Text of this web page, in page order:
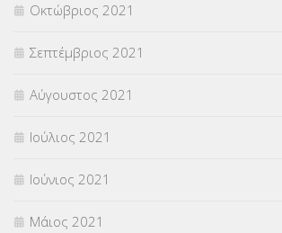
Οκτώβριος 2021
Σεπτέμβριος 2021
Αύγουστος 2021
Ιούλιος 2021
Ιούνιος 2021
Μάιος 2021